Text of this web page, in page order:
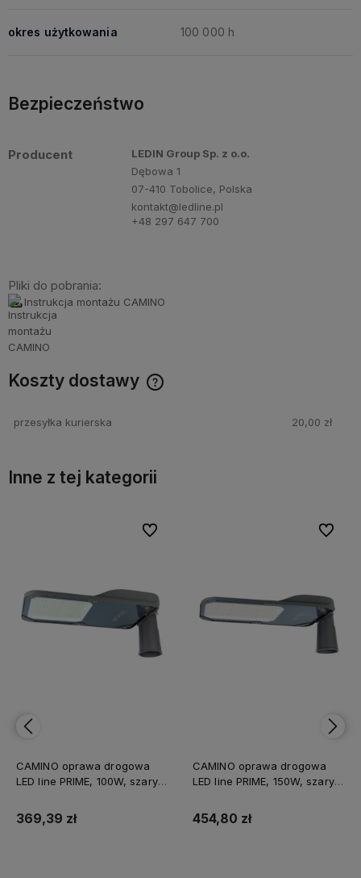
okres użytkowania 100 000 h
Bezpieczeństwo
Producent
LEDIN Group Sp. z o.o.
Dębowa 1
07-410 Tobolice, Polska
kontakt@ledline.pl
+48 297 647 700
Pliki do pobrania:
Instrukcja montażu CAMINO
Koszty dostawy
przesyłka kurierska 20,00 zł
Inne z tej kategorii
CAMINO oprawa drogowa
LED line PRIME, 100W, szary,
369,39 zł
Do ulubionych
Do ulubionych
CAMINO oprawa drogowa
LED line PRIME, 150W, szary,
454,80 zł
Do
Do